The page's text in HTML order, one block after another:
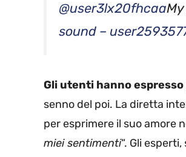
@user3lx20fhcaa
sound –
Gli utenti hanno
senno del poi. La diretta
per esprimere il suo amore
miei sentimenti“. Gli